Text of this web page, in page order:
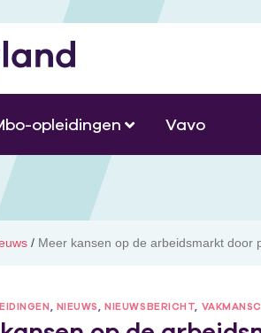
opleidingen Vavo
/ Meer kansen op de arbeidsmarkt door
NIEUWS ,NIEUWSBERICHT